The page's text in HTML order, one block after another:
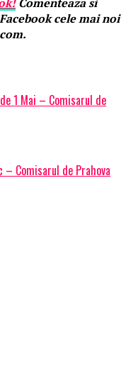
cele mai noi
1 Mai – Comisarul de
Comisarul de Prahova